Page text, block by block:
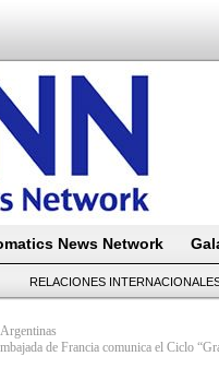
News Network
RELACIONES
de Francia comunica el Ciclo